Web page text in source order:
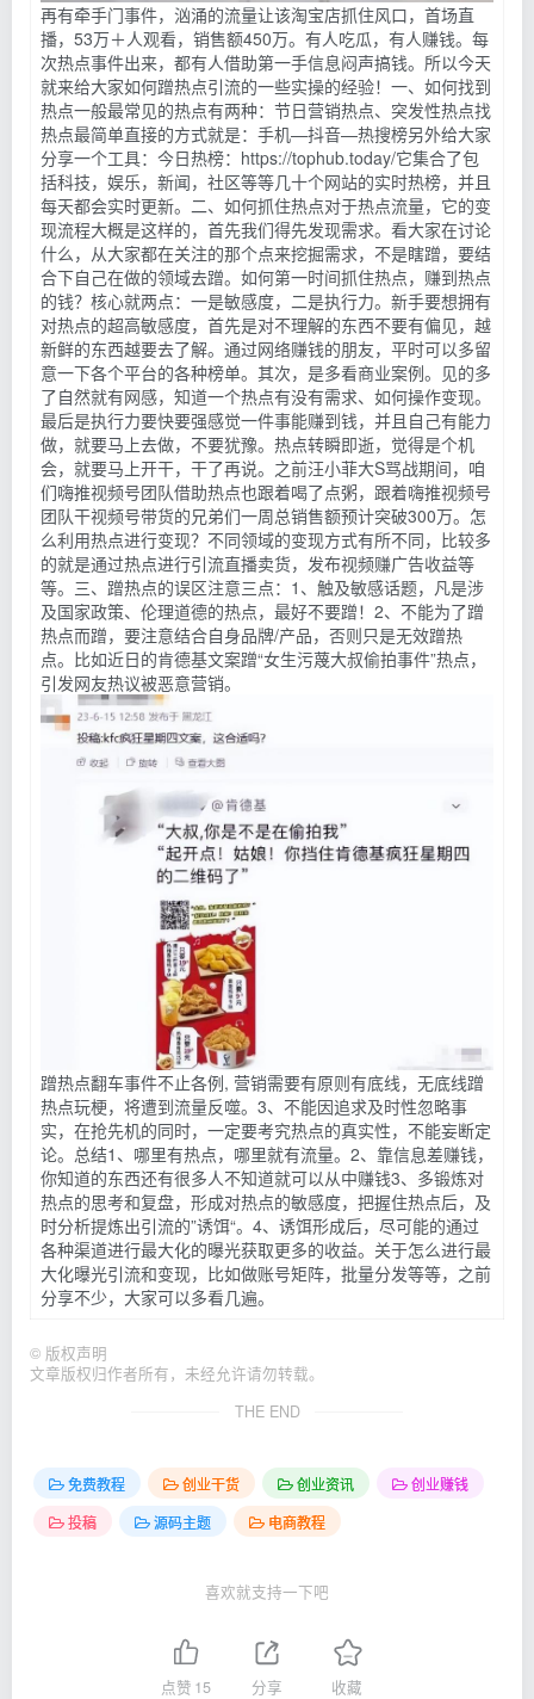
再有牵手门事件，汹涌的流量让该淘宝店抓住风口，首场直
播，53万＋人观看，销售额450万。有人吃瓜，有人赚钱。每
次热点事件出来，都有人借助第一手信息闷声搞钱。所以今天
就来给大家如何蹭热点引流的一些实操的经验！一、如何找到
热点一般最常见的热点有两种：节日营销热点、突发性热点找
热点最简单直接的方式就是：手机—抖音—热搜榜另外给大家
分享一个工具：今日热榜：https://tophub.today/它集合了包
括科技，娱乐，新闻，社区等等几十个网站的实时热榜，并且
每天都会实时更新。二、如何抓住热点对于热点流量，它的变
现流程大概是这样的，首先我们得先发现需求。看大家在讨论
什么，从大家都在关注的那个点来挖掘需求，不是瞎蹭，要结
合下自己在做的领域去蹭。如何第一时间抓住热点，赚到热点
的钱？核心就两点：一是敏感度，二是执行力。新手要想拥有
对热点的超高敏感度，首先是对不理解的东西不要有偏见，越
新鲜的东西越要去了解。通过网络赚钱的朋友，平时可以多留
意一下各个平台的各种榜单。其次，是多看商业案例。见的多
了自然就有网感，知道一个热点有没有需求、如何操作变现。
最后是执行力要快要强感觉一件事能赚到钱，并且自己有能力
做，就要马上去做，不要犹豫。热点转瞬即逝，觉得是个机
会，就要马上开干，干了再说。之前汪小菲大S骂战期间，咱
们嗨推视频号团队借助热点也跟着喝了点粥，跟着嗨推视频号
团队干视频号带货的兄弟们一周总销售额预计突破300万。怎
么利用热点进行变现？不同领域的变现方式有所不同，比较多
的就是通过热点进行引流直播卖货，发布视频赚广告收益等
等。三、蹭热点的误区注意三点：1、触及敏感话题，凡是涉
及国家政策、伦理道德的热点，最好不要蹭！2、不能为了蹭
热点而蹭，要注意结合自身品牌/产品，否则只是无效蹭热
点。比如近日的肯德基文案蹭“女生污蔑大叔偷拍事件”热点，
引发网友热议被恶意营销。
蹭热点翻车事件不止各例, 营销需要有原则有底线，无底线蹭
热点玩梗，将遭到流量反噬。3、不能因追求及时性忽略事
实，在抢先机的同时，一定要考究热点的真实性，不能妄断定
论。总结1、哪里有热点，哪里就有流量。2、靠信息差赚钱，
你知道的东西还有很多人不知道就可以从中赚钱3、多锻炼对
热点的思考和复盘，形成对热点的敏感度，把握住热点后，及
时分析提炼出引流的”诱饵“。4、诱饵形成后，尽可能的通过
各种渠道进行最大化的曝光获取更多的收益。关于怎么进行最
大化曝光引流和变现，比如做账号矩阵，批量分发等等，之前
分享不少，大家可以多看几遍。
© 版权声明
文章版权归作者所有，未经允许请勿转载。
THE END
免费教程 创业干货 创业资讯
创业赚钱
投稿
源码主题 电商教程
喜欢就支持一下吧
点赞 15 分享 收藏